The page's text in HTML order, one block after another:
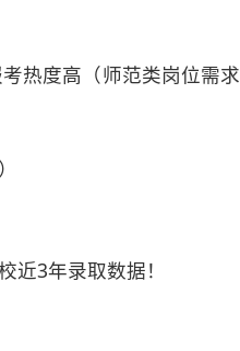
热度高（师范类岗位需求
近3年录取数据！